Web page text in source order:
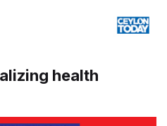
health